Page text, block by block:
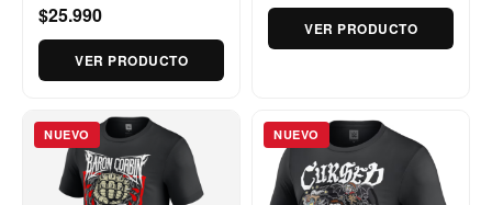
$25.990
VER PRODUCTO
VER PRODUCTO
NUEVO NUEVO